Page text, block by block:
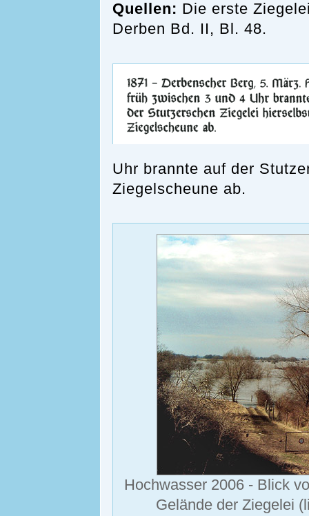
Quellen: Die erste
Derben Bd. II, Bl. 48.
Uhr brannte auf der
Ziegelscheune ab.
Hochwasser 2006 - Blick
Gelände der Ziegelei